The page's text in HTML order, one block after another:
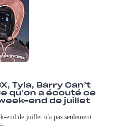
Tyla, Barry Can’t
qu’on a écouté ce
end de juillet
end de juillet n'a pas seulement